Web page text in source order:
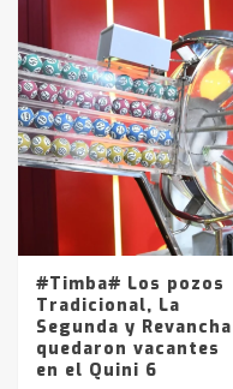
#Timba# Los pozos
Tradicional, La
Segunda y Revancha
quedaron vacantes
en el Quini 6